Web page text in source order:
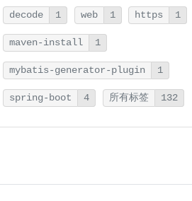
decode 1 web 1 https 1
maven-install 1
mybatis-generator-plugin 1
spring-boot 4 所有标签 132